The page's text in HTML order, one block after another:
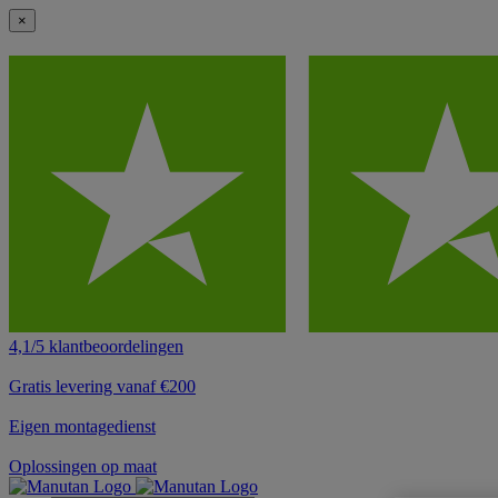
×
4,1/5 klantbeoordelingen
Gratis levering vanaf €200
Eigen montagedienst
Oplossingen op maat